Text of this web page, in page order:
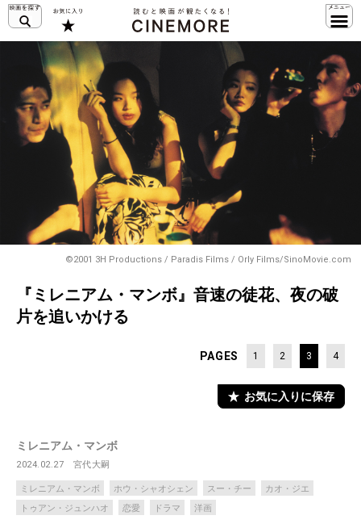
©2001 3H Productions / Paradis Films / Orly Films/SinoMovie.com
『ミレニアム・マンボ』音速の徒花、夜の破
片を追いかける
PAGES 1 2 3 4
お気に入りに保存
ミレニアム・マンボ
2024.02.27 宮代大嗣
ミレニアム・マンボ ホウ・シャオシェン スー・チー
カオ・ジエ
トゥアン・ジュンハオ
恋愛 ドラマ 洋画